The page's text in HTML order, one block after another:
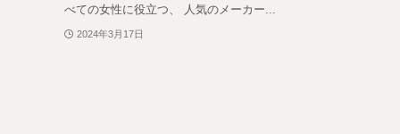
べての女性に役立つ、 人気のメーカー...
2024年3月17日